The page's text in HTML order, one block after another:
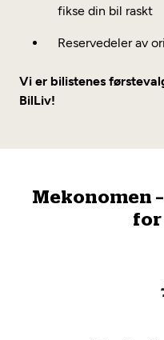
fikse din bil raskt
Reservedeler av
Vi er bilistenes
BilLiv!
Mekonomen
for